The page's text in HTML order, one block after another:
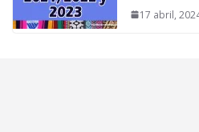
17 abril,